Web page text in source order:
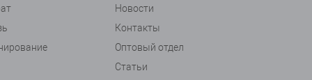
Новости
Контакты
Оптовый отдел
Статьи